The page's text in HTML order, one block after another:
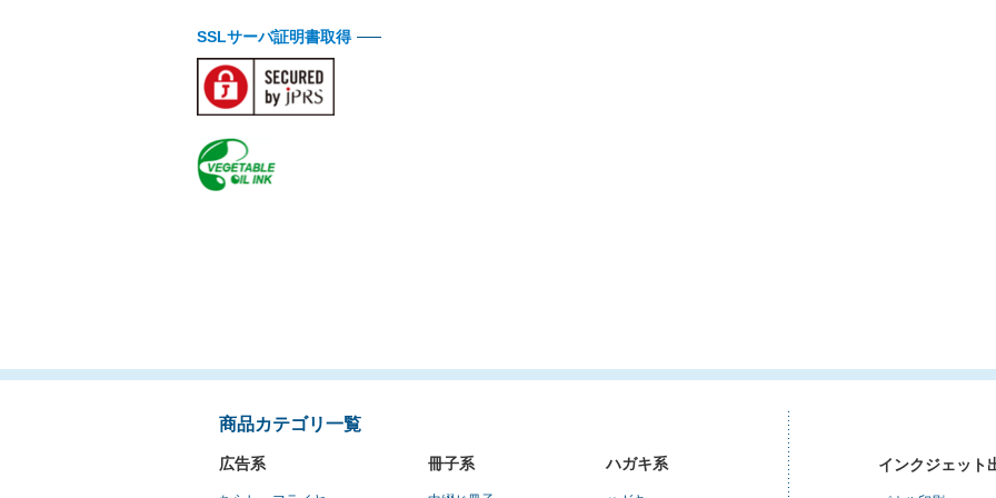
SSLサーバ証明書取得
商品カテゴリ一覧
広告系 冊子系 ハガキ系 インクジェット